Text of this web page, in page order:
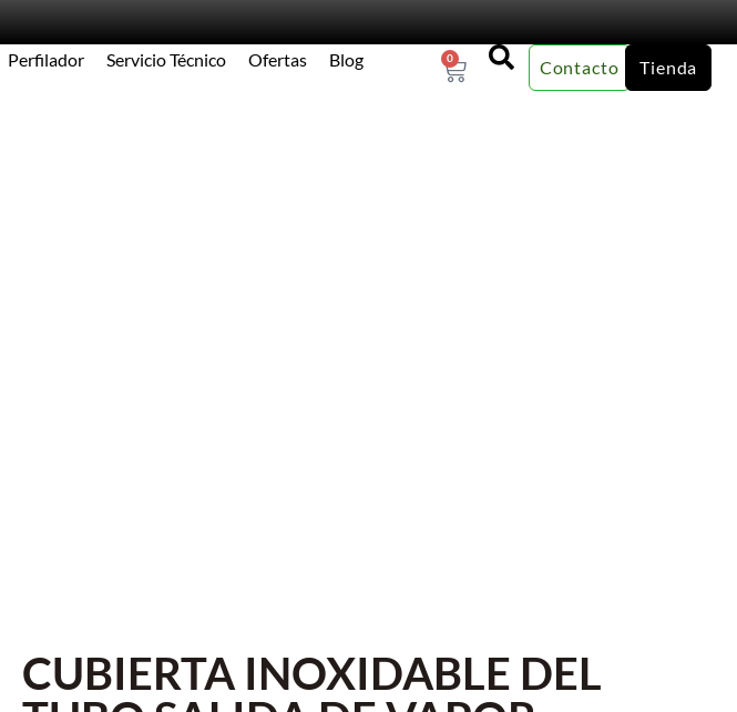
Perfilador Servicio Técnico Ofertas Blog 0 Contacto Tienda
CUBIERTA INOXIDABLE DEL
Equipos